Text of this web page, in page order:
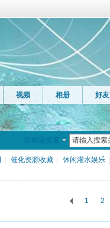
视频 相册 好友
按标题搜索
催化资源收藏 休闲灌水娱乐
1 2